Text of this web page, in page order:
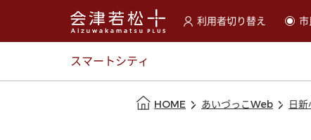
利用者切り替え
選択すると利用者の切替
スマートシティ
HOME あいづっこWeb 日